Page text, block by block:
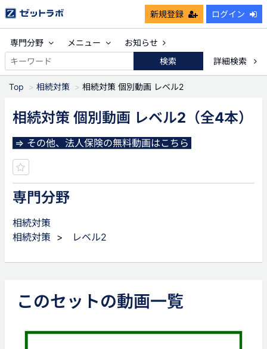
新規登録 ログイン
専門分野 メニュー
お知らせ
検索
詳細検索
Top 相続対策 相続対策 個別動画 レベル2
相続対策 個別動画 レベル2 （全4本）
⇒ その他、法人保険の無料動画はこちら
専門分野
相続対策
相続対策 > レベル2
このセットの動画一覧